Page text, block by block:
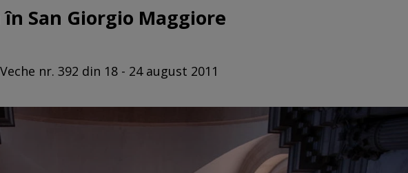
San Giorgio Maggiore
nr. 392 din 18 - 24 august 2011